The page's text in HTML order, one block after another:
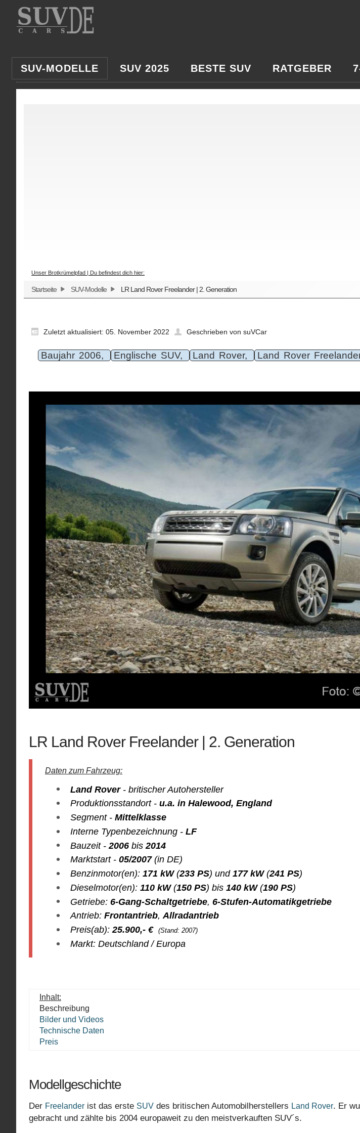
SUV-MODELLE SUV 2025 BESTE SUV RATGEBER
Unser Brotkrümelpfad | Du befindest dich hier:
Startseite SUV-Modelle LR Land Rover Freelander | 2. Generation
Zuletzt aktualisiert: 05. November 2022 Geschrieben von suVCar
Baujahr 2006, Englische SUV, Land Rover, Land Rover
LR Land Rover Freelander | 2. Generation
Daten zum Fahrzeug:
Land Rover- britischer Autohersteller
Produktionsstandort - u.a. in Halewood, England
Segment - Mittelklasse
Interne Typenbezeichnung - LF
Bauzeit - 2006 bis 2014
Marktstart - 05/2007 (in DE)
Benzinmotor(en): 171 kW (233 PS) und 177 kW (241 PS)
Dieselmotor(en): 110 kW (150 PS) bis 140 kW (190 PS)
Getriebe: 6-Gang-Schaltgetriebe, 6-Stufen-Automatikgetriebe
Antrieb: Frontantrieb,Allradantrieb
Preis(ab):25.900,- € (Stand: 2007)
Markt: Deutschland / Europa
Inhalt:
Beschreibung
Bilder und Videos
Technische Daten
Preis
Modellgeschichte
Der Freelander ist das erste SUV des britischen Automobilherstellers Land Rover. Er
gebracht und zählte bis 2004 europaweit zu den meistverkauften SUV´s.